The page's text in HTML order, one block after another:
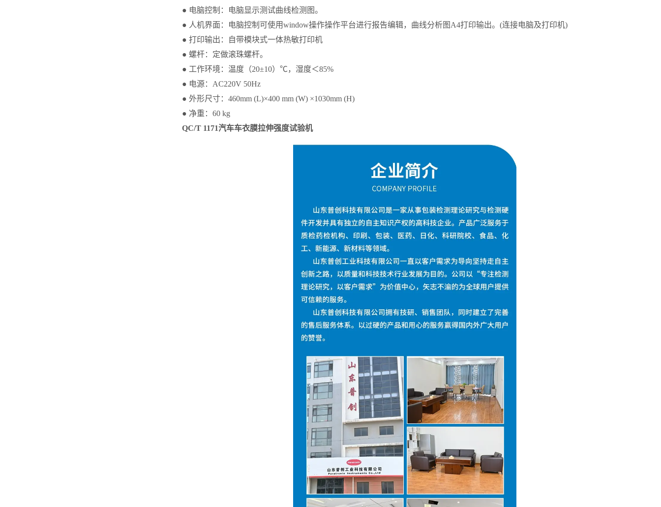
● 电脑控制：电脑显示测试曲线检测图。
● 人机界面：电脑控制可使用window操作操作平台进行报告编辑，曲线分析图A4打印输出。(连接电脑及打印机)
● 打印输出：自带模块式一体热敏打印机
● 螺杆：定做滚珠螺杆。
● 工作环境：温度（20±10）℃，湿度＜85%
● 电源：AC220V 50Hz
● 外形尺寸：460mm (L)×400 mm (W) ×1030mm (H)
● 净重：60 kg
QC/T 1171汽车车衣膜拉伸强度试验机